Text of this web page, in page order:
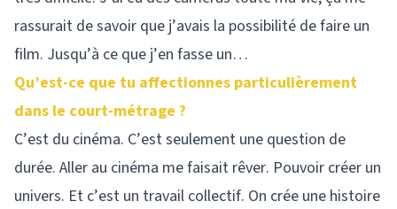
rassurait de savoir que j’avais la possibilité de faire un
film. Jusqu’à ce que j’en fasse un…
Qu’est-ce que tu affectionnes particulièrement
dans le court-métrage ?
C’est du cinéma. C’est seulement une question de
durée. Aller au cinéma me faisait rêver. Pouvoir créer un
univers. Et c’est un travail collectif. On crée une histoire